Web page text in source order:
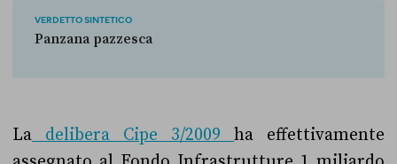
VERDETTO SINTETICO
Panzana pazzesca
La delibera Cipe 3/2009 ha effettivamente